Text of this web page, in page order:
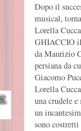
Dopo il
musical,
Lorella
GHIACCIO
da Maurizio
persiana da
Giacomo
Lorella
una crudele
un
sono costretti